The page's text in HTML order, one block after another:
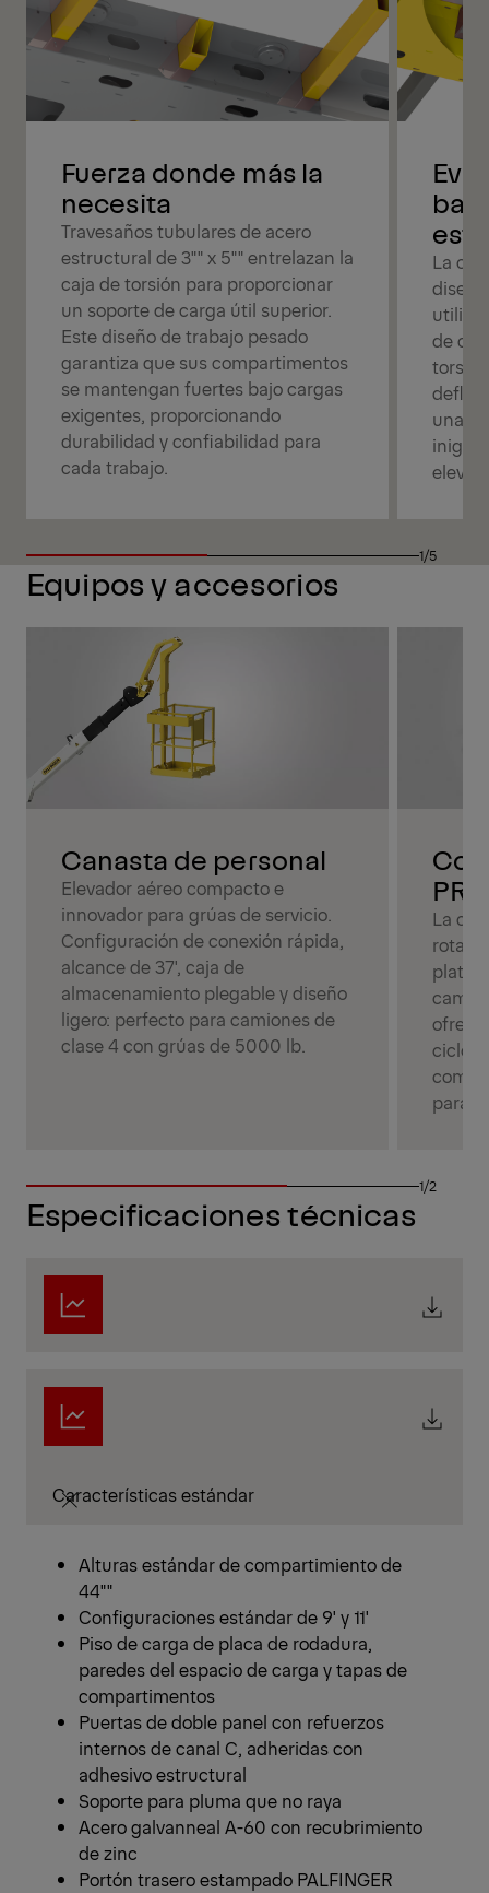
Fuerza donde más la
necesita
Travesaños tubulares de acero
estructural de 3"" x 5"" entrelazan la
caja de torsión para proporcionar
un soporte de carga útil superior.
Este diseño de trabajo pesado
garantiza que sus compartimentos
se mantengan fuertes bajo cargas
exigentes, proporcionando
durabilidad y confiabilidad para
cada trabajo.
La
de
una
1/5
Equipos y accesorios
Canasta de personal
Elevador aéreo compacto e
innovador para grúas de servicio.
Configuración de conexión rápida,
alcance de 37', caja de
almacenamiento plegable y diseño
ligero: perfecto para camiones de
clase 4 con grúas de 5000 lb.
La
ofrece
ciclo
para
1/2
Especificaciones técnicas
Características estándar
Alturas estándar de compartimiento de
44""
Configuraciones estándar de 9' y 11'
Piso de carga de placa de rodadura,
paredes del espacio de carga y tapas de
compartimentos
Puertas de doble panel con refuerzos
internos de canal C, adheridas con
adhesivo estructural
Soporte para pluma que no raya
Acero galvanneal A-60 con recubrimiento
de zinc
Portón trasero estampado PALFINGER